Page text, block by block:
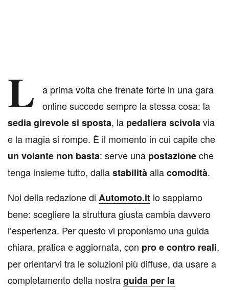
L
a prima volta che frenate forte in una gara
online succede sempre la stessa cosa: la
sedia girevole si sposta, la pedaliera scivolavia
e la magia si rompe. È il momento in cui capite che
un volante non basta: serve una postazioneche
tenga insieme tutto, dallastabilitàallacomodità.
Noi della redazione di Automoto.it lo sappiamo
bene: scegliere la struttura giusta cambia davvero
l’esperienza. Per questo vi proponiamo una guida
chiara, pratica e aggiornata, con pro e contro reali,
per orientarvi tra le soluzioni più diffuse, da usare a
completamento della nostraguida per la